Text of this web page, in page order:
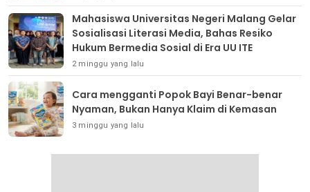
Mahasiswa Universitas Negeri Malang Gelar
Sosialisasi Literasi Media, Bahas Resiko
Hukum Bermedia Sosial di Era UU ITE
2 minggu yang lalu
Cara mengganti Popok Bayi Benar-benar
Nyaman, Bukan Hanya Klaim di Kemasan
3 minggu yang lalu